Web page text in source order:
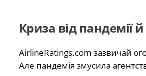
Криза від пандемії
AirlineRatings.com зазвичай
Але пандемія змусила